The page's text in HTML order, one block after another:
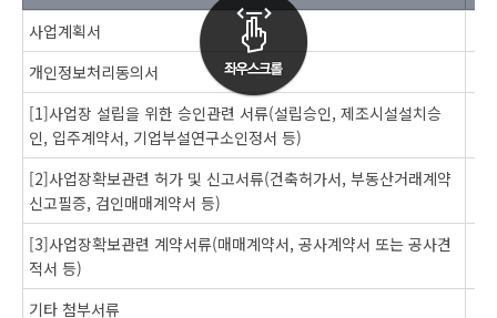
사업계획서
개인정보처리동의서
[1]사업장 설립을 위한 승인관련 서류(설립승인, 제조시설설치승
인, 입주계약서, 기업부설연구소인정서 등)
[2]사업장확보관련 허가 및 신고서류(건축허가서, 부동산거래계약
신고필증, 검인매매계약서 등)
[3]사업장확보관련 계약서류(매매계약서, 공사계약서 또는 공사견
적서 등)
기타 첨부서류